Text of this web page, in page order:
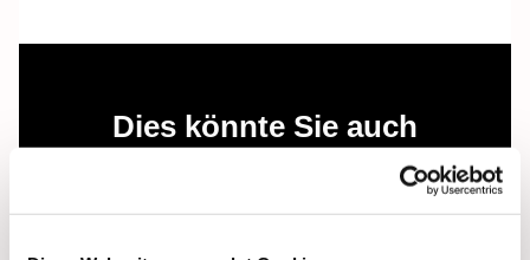
Dies könnte Sie auch
interessieren